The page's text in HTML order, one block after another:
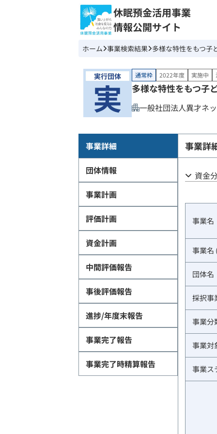
休眠預金活用事業
情報公開サイト
ホーム 事業検索結果 多様な特性をもつ子
通常枠 2022年度 実施中
多様な特性をもつ子
一般社団法人異才ネ
事業詳細
団体情報
事業計画
評価計画
資金計画
中間評価報告
事後評価報告
進捗/年度末報告
事業完了報告
事業完了時精算報告
事業詳
資金
事業名
事業名
団体名
採択事
事業分
事業対
事業ス